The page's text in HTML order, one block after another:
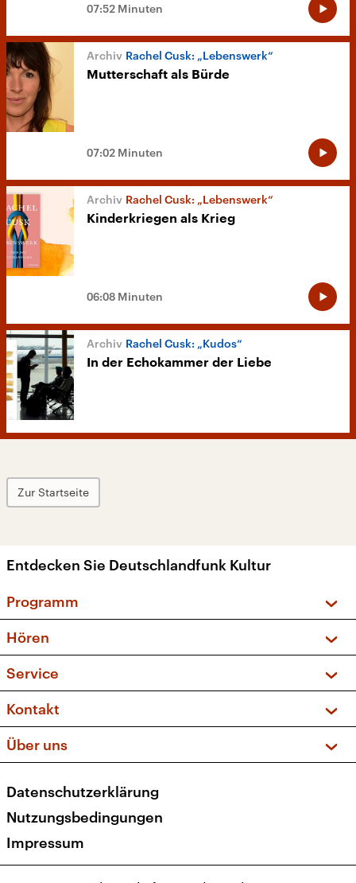
07:52 Minuten
Rachel Cusk: „Lebenswerk“
Mutterschaft als Bürde
07:02 Minuten
Rachel Cusk: „Lebenswerk“
Kinderkriegen als Krieg
06:08 Minuten
Rachel Cusk: „Kudos“
In der Echokammer der Liebe
Zur Startseite
Entdecken Sie Deutschlandfunk Kultur
Programm
Sendungen und Podcasts
Musikliste
Kakadu – Das Kinderprogramm
Hören
Frequenzen (UKW + DAB+)
Service
FAQ
Apps
Newsletter
Veranstaltungen
Kontakt
Social Media
Über uns
Presse
Karriere
Transparenz
Datenschutzerklärung
Nutzungsbedingungen
Impressum